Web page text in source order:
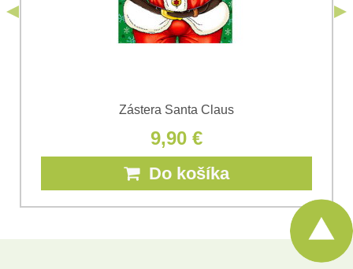
Zástera Santa Claus
9,90 €
Do košíka